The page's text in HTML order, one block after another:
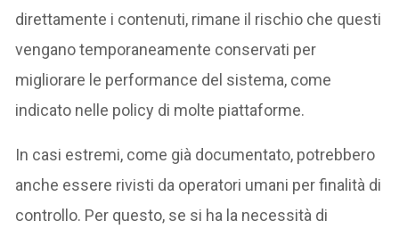
direttamente i contenuti, rimane il rischio che questi
vengano temporaneamente conservati per
migliorare le performance del sistema, come
indicato nelle policy di molte piattaforme.
In casi estremi, come già documentato, potrebbero
anche essere rivisti da operatori umani per finalità di
controllo. Per questo, se si ha la necessità di